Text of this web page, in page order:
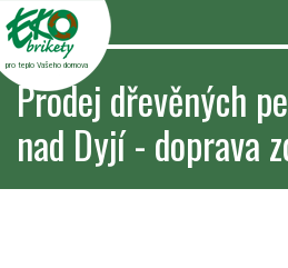
pro teplo Vašeho domova
Prodej dřevěných
nad Dyjí - doprava